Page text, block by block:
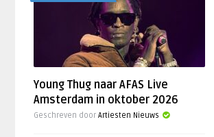
Young Thug naar AFAS Live
Amsterdam in oktober 2026
Geschreven doorArtiesten Nieuws